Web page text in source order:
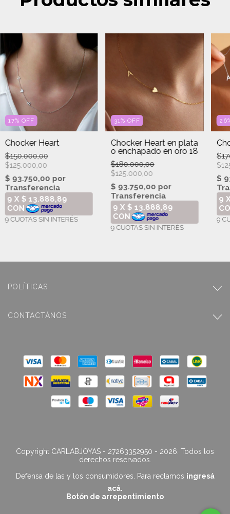
17% OFF
Chocker Heart
$150.000,00
$125.000,00
31% OFF
Chocker Heart en plata
o enchapado en oro 18
$180.000,00
$125.000,00
26
POLÍTICAS
CONTACTÁNOS
Copyright CARLABJOYAS - 27263352950 - 2026. Todos los
derechos reservados.
Defensa de las y los consumidores. Para reclamos ingresá
acá.
Botón de arrepentimiento